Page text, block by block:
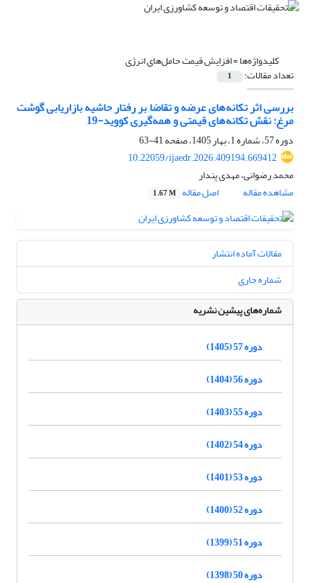
کلیدواژه‌ها =افزایش قیمت حامل‌های انرژی
تعداد مقالات: 1
بررسی اثر تکانه‌های عرضه و تقاضا بر رفتار حاشیه بازاریابی گوشت
مرغ: نقش تکانه‌های قیمتی و همه‌گیری کووید-19
دوره 57، شماره 1، بهار 1405، صفحه
41-63
10.22059/ijaedr.2026.409194.669412
محمد رضوانی، مهدی پندار
مشاهده مقاله
اصل مقاله 1.67 M
مقالات آماده انتشار
شماره جاری
شماره‌های پیشین نشریه
دوره 57 (1405)
دوره 56 (1404)
دوره 55 (1403)
دوره 54 (1402)
دوره 53 (1401)
دوره 52 (1400)
دوره 51 (1399)
دوره 50 (1398)